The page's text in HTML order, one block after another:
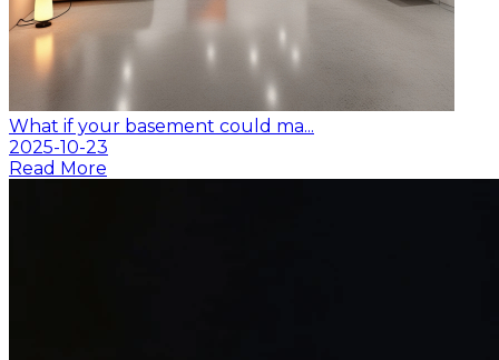
What if your basement could ma...
2025-10-23
Read More